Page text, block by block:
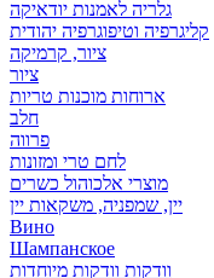
גלריה לאמנות יודאיקה
קליגרפיה וטיפוגרפיה יהודית
ציור, קרמיקה
ציור
ארוחות מוכנות טריות
חלב
פרווה
לחם טרי ומזונות
מוצרי אלכוהול כשרים
יין, שמפניה, משקאות יין
Вино
Шампанское
וודקות וודקות מיוחדות